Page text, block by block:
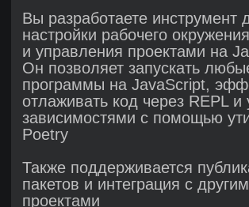
Реальные проекты в резюме
с записью о решённых задачах
и релизах
Настоящие продукты и действующие
веб-приложения, а не учебная
песочница
Опыт работы в команде над
реальным и задачами
Дипломо профессиональной
переподготовке